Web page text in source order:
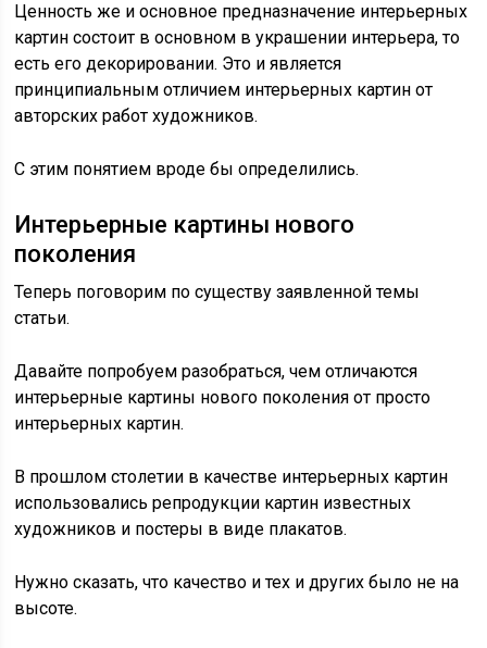
Ценность же и основное предназначение интерьерных
картин состоит в основном в украшении интерьера, то
есть его декорировании. Это и является
принципиальным отличием интерьерных картин от
авторских работ художников.
С этим понятием вроде бы определились.
Интерьерные картины нового
поколения
Теперь поговорим по существу заявленной темы
статьи.
Давайте попробуем разобраться, чем отличаются
интерьерные картины нового поколения от просто
интерьерных картин.
В прошлом столетии в качестве интерьерных картин
использовались репродукции картин известных
художников и постеры в виде плакатов.
Нужно сказать, что качество и тех и других было не на
высоте.